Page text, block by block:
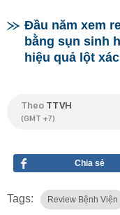
Đầu năm xem
bằng sụn sinh
hiệu quả lột
Theo TTVH
(GMT +7)
Chia sẻ
Tags: Review Bệnh Viện